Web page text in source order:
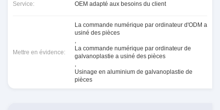
Service: OEM adapté aux besoins du client
Mettre en évidence:
La commande numérique par ordinateur d'ODM a
usiné des pièces
,
La commande numérique par ordinateur de
galvanoplastie a usiné des pièces
,
Usinage en aluminium de galvanoplastie de
pièces